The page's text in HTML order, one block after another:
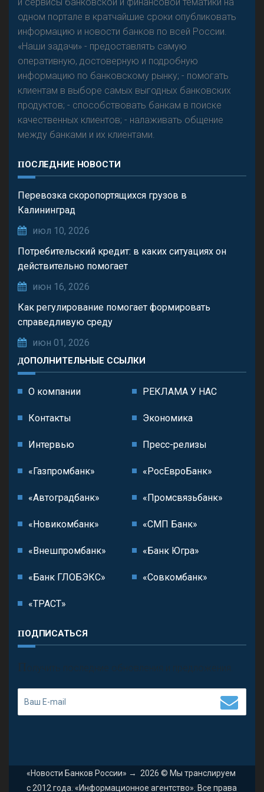
одном портале в кратчайшие сроки опубликовать
информацию и новости банков по всей России.
«Наши задачи» - предоставлять самую
оперативную, достоверную и подробную
информацию по банковскому рынку; - помогать
клиентам в выборе самых выгодных банковских
продуктов; - способствовать банкам в поиске
качественных клиентов; - налаживать общение
между банками и их клиентами.
ПОСЛЕДНИЕ НОВОСТИ
Перевозка скоропортящихся грузов в
Калининград
июл 10, 2026
Потребительский кредит: в каких ситуациях он
действительно помогает
июн 16, 2026
Как регулирование помогает формировать
справедливую среду
июн 01, 2026
ДОПОЛНИТЕЛЬНЫЕ ССЫЛКИ
О компании РЕКЛАМА У НАС
Контакты Экономика
Интервью Пресс-релизы
«Газпромбанк» «РосЕвроБанк»
«Автоградбанк» «Промсвязьбанк»
«Новикомбанк» «СМП Банк»
«Внешпромбанк» «Банк Югра»
«Банк ГЛОБЭКС» «Совкомбанк»
«ТРАСТ»
ПОДПИСАТЬСЯ
П олучить последние обновления и предложения.
«Новости Банков России» → 2026 © Мы транслируем
с 2012 года. «Информационное агентство». Все права